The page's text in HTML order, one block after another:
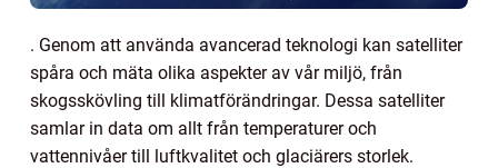
. Genom att använda avancerad teknologi kan satelliter
spåra och mäta olika aspekter av vår miljö, från
skogsskövling till klimatförändringar. Dessa satelliter
samlar in data om allt från temperaturer och
vattennivåer till luftkvalitet och glaciärers storlek.